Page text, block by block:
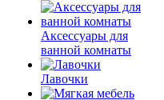
Аксессуары для
ванной комнаты
Лавочки